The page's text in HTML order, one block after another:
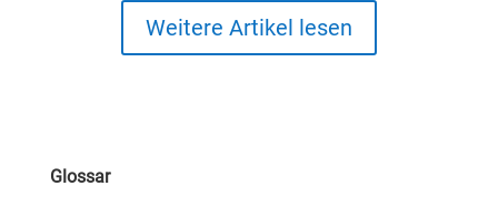
Weitere Artikel lesen
Glossar